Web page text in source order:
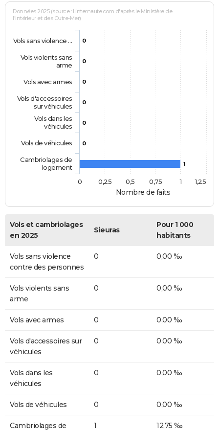
Nombre de faits
Données 2025 (source : Linternaute.com d'après le Ministère de
l'Intérieur et des Outre-Mer)
0
0
0
0
0
0
1
Vols sans violence …
Vols violents sans
arme
Vols avec armes
Vols d'accessoires
sur véhicules
Vols dans les
véhicules
Vols de véhicules
Cambriolages de
logement
0
1
0,25 0,5 0,75 1,25
Vols et cambriolages
en 2025
Sieuras
Pour 1 000
habitants
Vols sans violence
contre des personnes
0 0,00 ‰
Vols violents sans
arme
0 0,00 ‰
Vols avec armes 0 0,00 ‰
Vols d'accessoires sur
véhicules
0 0,00 ‰
Vols dans les
véhicules
0 0,00 ‰
Vols de véhicules 0 0,00 ‰
Cambriolages de
1 12,75 ‰